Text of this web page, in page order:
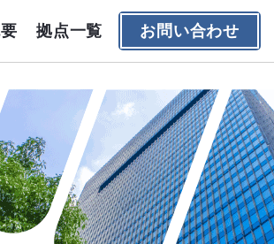
拠点一覧 お問い合わせ